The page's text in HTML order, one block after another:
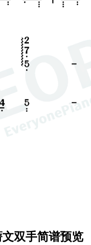
双手简谱预览